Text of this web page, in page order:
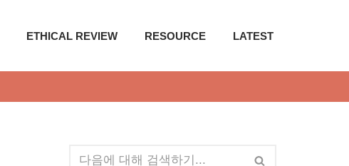
ETHICAL REVIEW RESOURCE LATEST